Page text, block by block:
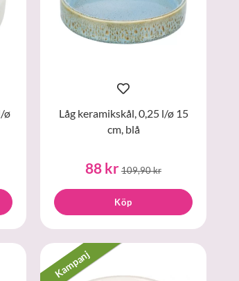
ø
Låg keramikskål, 0,25 l/ø 15
cm, blå
88 kr109,90 kr
Köp
Kampanj